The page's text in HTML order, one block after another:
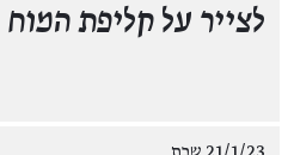
לצייר על קליפת המוח